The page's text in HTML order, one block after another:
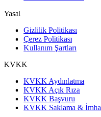
Yasal
Gizlilik Politikası
Çerez Politikası
Kullanım Şartları
KVKK
KVKK Aydınlatma
KVKK Açık Rıza
KVKK Başvuru
KVKK Saklama & İmha